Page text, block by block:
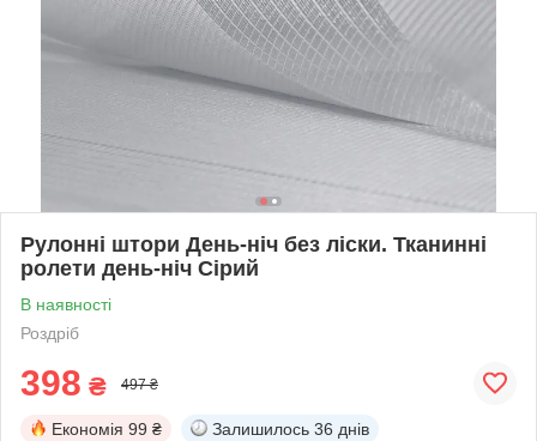
Рулонні штори День-ніч без ліски. Тканинні
ролети день-ніч Сірий
В наявності
Роздріб
398 ₴ 497 ₴
Економія 99 ₴ Залишилось 36 днів